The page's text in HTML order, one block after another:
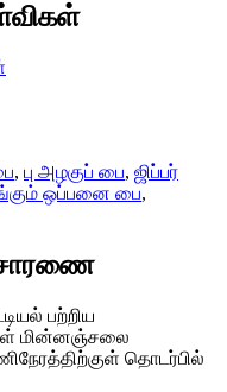
, பு அழகுப் பை, ஜிப்பர்
ஒப்பனை பை,
பற்றிய
மின்னஞ்சலை
தொடர்பில்